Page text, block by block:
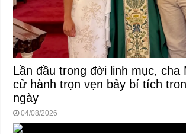
Lần đầu trong đời linh mục, cha
cử hành trọn vẹn bảy bí tích
ngày
04/08/2026